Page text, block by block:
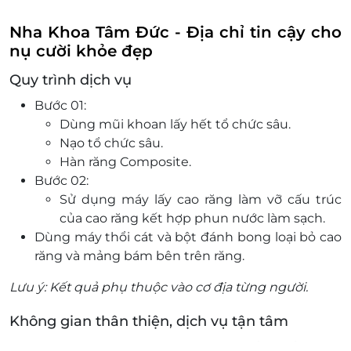
Nha Khoa Tâm Đức - Địa chỉ tin cậy cho
nụ cười khỏe đẹp
Quy trình dịch vụ
Bước 01:
Dùng mũi khoan lấy hết tổ chức sâu.
Nạo tổ chức sâu.
Hàn răng Composite.
Bước 02:
Sử dụng máy lấy cao răng làm vỡ cấu trúc
của cao răng kết hợp phun nước làm sạch.
Dùng máy thổi cát và bột đánh bong loại bỏ cao
răng và mảng bám bên trên răng.
Lưu ý: Kết quả phụ thuộc vào cơ địa từng người.
Không gian thân thiện, dịch vụ tận tâm